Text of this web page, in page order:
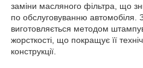
заміни масляного фільтра, що
по обслуговуванню автомобіля.
виготовляється методом
жорсткості, що покращує її
конструкції.